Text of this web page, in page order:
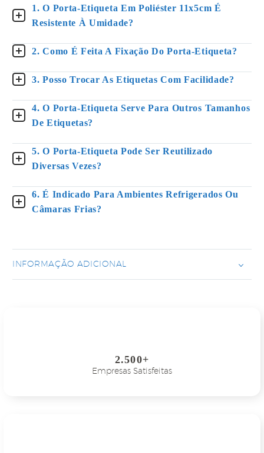
1. O Porta-Etiqueta Em Poliéster 11x5cm É
Resistente À Umidade?
2. Como É Feita A Fixação Do Porta-Etiqueta?
3. Posso Trocar As Etiquetas Com Facilidade?
4. O Porta-Etiqueta Serve Para Outros Tamanhos
De Etiquetas?
5. O Porta-Etiqueta Pode Ser Reutilizado
Diversas Vezes?
6. É Indicado Para Ambientes Refrigerados Ou
Câmaras Frias?
INFORMAÇÃO ADICIONAL
2.500+
Empresas Satisfeitas